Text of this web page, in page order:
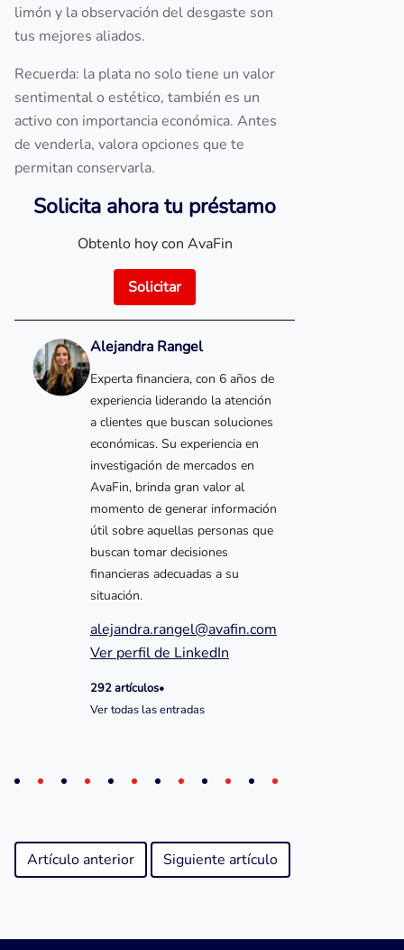
limón y la observación del desgaste son
tus mejores aliados.
Recuerda: la plata no solo tiene un valor
sentimental o estético, también es un
activo con importancia económica. Antes
de venderla, valora opciones que te
permitan conservarla.
Solicita ahora tu préstamo
Obtenlo hoy con AvaFin
Solicitar
Alejandra Rangel
Experta financiera, con 6 años de
experiencia liderando la atención
a clientes que buscan soluciones
económicas. Su experiencia en
investigación de mercados en
AvaFin, brinda gran valor al
momento de generar información
útil sobre aquellas personas que
buscan tomar decisiones
financieras adecuadas a su
situación.
alejandra.rangel@avafin.com
Ver perfil de LinkedIn
292 artículos•
Ver todas las entradas
Artículo anterior Siguiente artículo